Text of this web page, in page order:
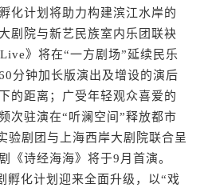
计划将助力构建滨江水岸的
剧院与新艺民族室内乐团联袂
》将在“一方剧场”延续民乐
分钟加长版演出及增设的演后
的距离；广受年轻观众喜爱的
次驻演在“听澜空间”释放都市
验剧团与上海西岸大剧院联合呈
《诗经海海》将于9月首演。
化计划迎来全面升级，以“戏